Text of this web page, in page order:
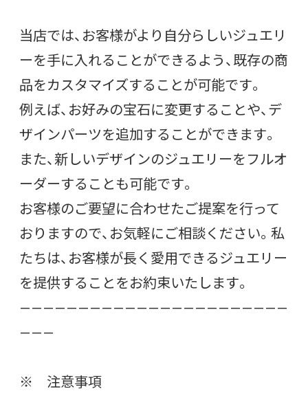
当店では、お客様がより自分らしいジュエリ
ーを手に入れることができるよう、既存の商
品をカスタマイズすることが可能です。
例えば、お好みの宝石に変更することや、デ
ザインパーツを追加することができます。
また、新しいデザインのジュエリーをフルオ
ーダーすることも可能です。
お客様のご要望に合わせたご提案を行って
おりますので、お気軽にご相談ください。私
たちは、お客様が長く愛用できるジュエリー
を提供することをお約束いたします。
———————————————————————
———
※ 注意事項